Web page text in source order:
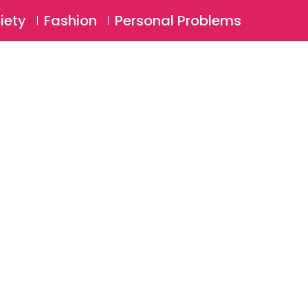
Login ⚲
Fashion Personal Problems